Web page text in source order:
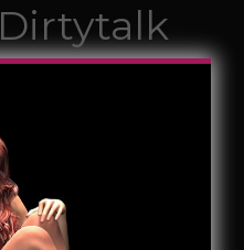
Dirtytalk